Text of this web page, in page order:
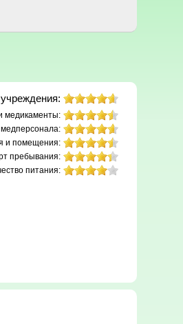
учреждения:
медикаменты:
и помещения:
пребывания:
питания: